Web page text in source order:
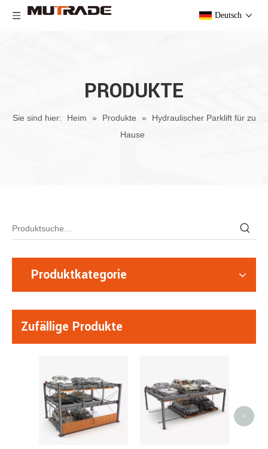
Deutsch
PRODUKTE
Sie sind hier: Heim » Produkte »
Hydraulischer Parklift für zu
Hause
Produktkategorie
Zufällige Produkte
>